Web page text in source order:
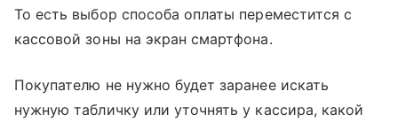
То есть выбор способа оплаты переместится с
кассовой зоны на экран смартфона.
Покупателю не нужно будет заранее искать
нужную табличку или уточнять у кассира, какой